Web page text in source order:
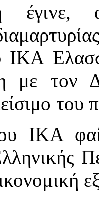
έγινε,
ΙΚΑ
με τον
ΙΚΑ